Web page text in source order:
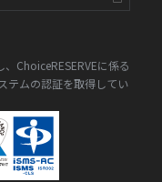
ChoiceRESERVEに係る
テムの認証を取得してい